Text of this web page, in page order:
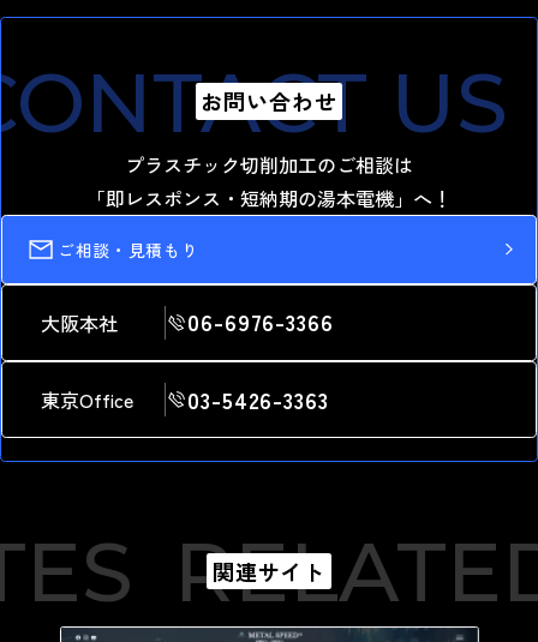
US
お問い合わせ
プラスチック切削加工のご相談は
「即レスポンス・短納期の湯本電機」へ！
ご相談・見積もり
大阪本社 06-6976-3366
東京Office 03-5426-3363
RELATED
関連サイト